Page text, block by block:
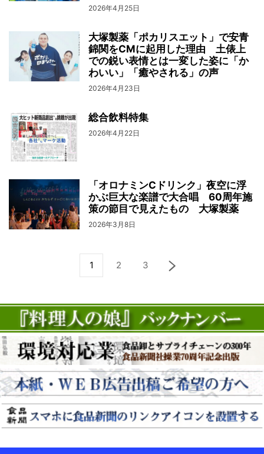
2026年4月25日
大塚製薬「ポカリスエット」で安青
錦関をCMに起用した理由 土俵上
での鋭い表情とは一変した姿に「か
わいい」「癒やされる」の声
2026年4月23日
総合飲料特集
2026年4月22日
「オロナミンCドリンク」夜空に浮
かぶ巨大な楽譜で大合唱 60周年施
策の節目で見えたもの 大塚製薬
2026年3月8日
1 2 3